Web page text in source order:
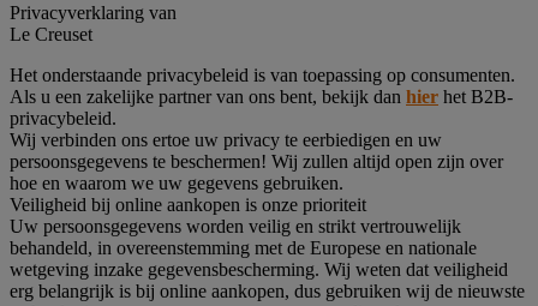
Privacyverklaring van
Le Creuset
Het onderstaande privacybeleid is van toepassing op consumenten.
Als u een zakelijke partner van ons bent, bekijk dan hier het B2B-
privacybeleid.
Wij verbinden ons ertoe uw privacy te eerbiedigen en uw
persoonsgegevens te beschermen! Wij zullen altijd open zijn over
hoe en waarom we uw gegevens gebruiken.
Veiligheid bij online aankopen is onze prioriteit
Uw persoonsgegevens worden veilig en strikt vertrouwelijk
behandeld, in overeenstemming met de Europese en nationale
wetgeving inzake gegevensbescherming. Wij weten dat veiligheid
erg belangrijk is bij online aankopen, dus gebruiken wij de nieuwste